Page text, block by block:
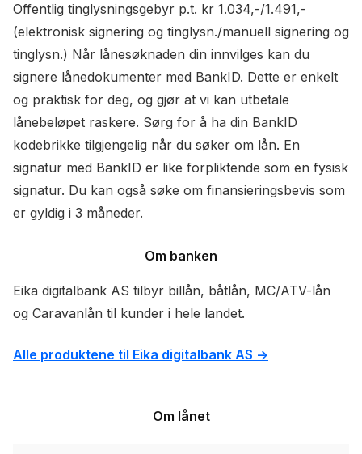
Offentlig tinglysningsgebyr p.t. kr 1.034,-/1.491,-
(elektronisk signering og tinglysn./manuell signering og
tinglysn.) Når lånesøknaden din innvilges kan du
signere lånedokumenter med BankID. Dette er enkelt
og praktisk for deg, og gjør at vi kan utbetale
lånebeløpet raskere. Sørg for å ha din BankID
kodebrikke tilgjengelig når du søker om lån. En
signatur med BankID er like forpliktende som en fysisk
signatur. Du kan også søke om finansieringsbevis som
er gyldig i 3 måneder.
Om banken
Eika digitalbank AS tilbyr billån, båtlån, MC/ATV-lån
og Caravanlån til kunder i hele landet.
Alle produktene til Eika digitalbank AS ->
Om lånet